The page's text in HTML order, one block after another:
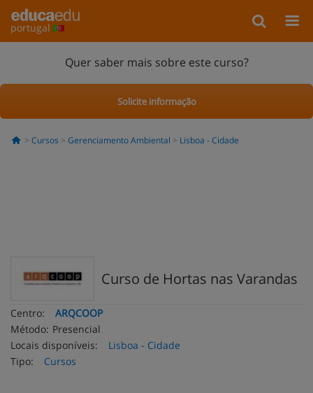
portugal
Quer saber mais sobre este curso?
Solicite informação
Cursos Gerenciamento Ambiental Lisboa - Cidade
Curso de Hortas nas Varandas
Centro:
ARQCOOP
Método: Presencial
Locais disponíveis:
Lisboa - Cidade
Tipo:
Cursos